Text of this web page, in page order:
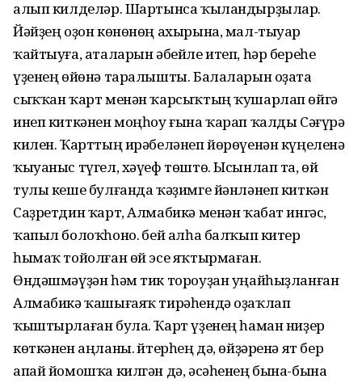
алып килделәр. Шартынса ҡыландырҙылар.
Йәйҙең оҙон көнөнөң ахырына, мал-тыуар
ҡайтыуға, аталарын әбейле итеп, һәр береһе
үҙенең өйөнә таралышты. Балаларын оҙата
сыҡҡан ҡарт менән ҡарсыҡтың ҡушарлап өйгә
инеп киткәнен моңһоу ғына ҡарап ҡалды Сәғүрә
килен. Ҡарттың ирәбеләнеп йөрөүенән күңеленә
ҡыуаныс түгел, хәүеф төштө. Ысынлап та, өй
тулы кеше булғанда ҡәҙимге йәнләнеп киткән
Саҙретдин ҡарт, Алмабикә менән ҡабат ингәс,
ҡапыл болоҡһоно. Әбей алһа балҡып китер
һымаҡ тойолған өй эсе яҡтырмаған.
Өндәшмәүҙән һәм тик тороуҙан уңайһыҙланған
Алмабикә ҡашығаяҡ тирәһендә оҙаҡлап
ҡыштырлаған була. Ҡарт үҙенең һаман ниҙер
көткәнен аңланы. Әйтерһең дә, өйҙәренә ят бер
апай йомошҡа килгән дә, әсәһенең бына-бына